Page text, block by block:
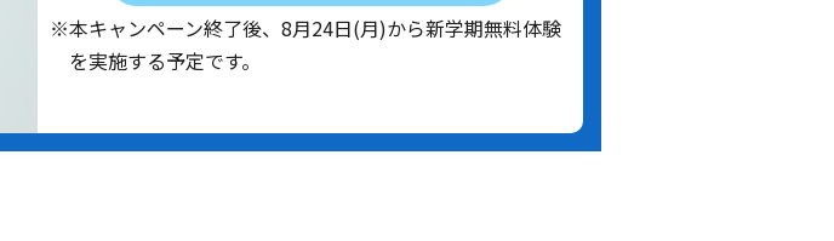
※本キャンペーン終了後、 8月24日(月)から新学期無料体験
を実施する予定です。